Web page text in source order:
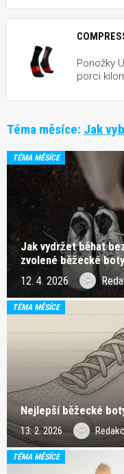
Ponožky
porci
Téma měsíce: Jak
TÉMA MĚSÍCE
Jak vydržet běhat
zvolené běžecké
12. 4. 2026
TÉMA MĚSÍCE
Nejlepší běžecké
13. 2. 2026
TÉMA MĚSÍCE